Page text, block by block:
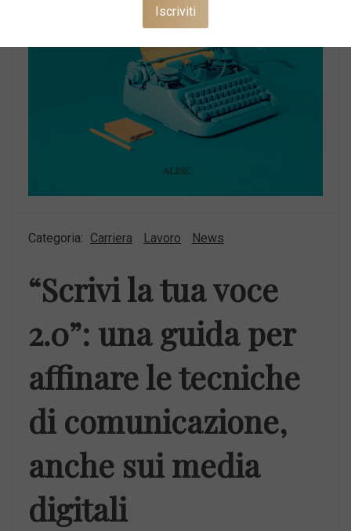
Categoria: Carriera Lavoro News
“Scrivi la tua voce
2.0”: una guida per
affinare le tecniche
di comunicazione,
anche sui media
digitali